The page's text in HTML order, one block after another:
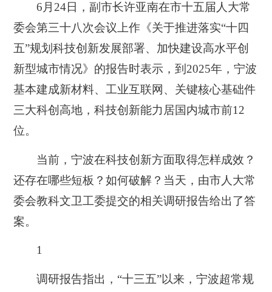
6月24日，副市长许亚南在市十五届人大常
委会第三十八次会议上作 《关于推进落实“十四
五”规划科技创新发展部署、加快建设高水平创
新型城市情况》的报告时表示，到2025年，宁波
基本建成新材料、工业互联网、关键核心基础件
三大科创高地，科技创新能力居国内城市前12
位。
当前，宁波在科技创新方面取得怎样成效？
还存在哪些短板？如何破解？当天，由市人大常
委会教科文卫工委提交的相关调研报告给出了答
案。
1
调研报告指出，“十三五”以来，宁波超常规